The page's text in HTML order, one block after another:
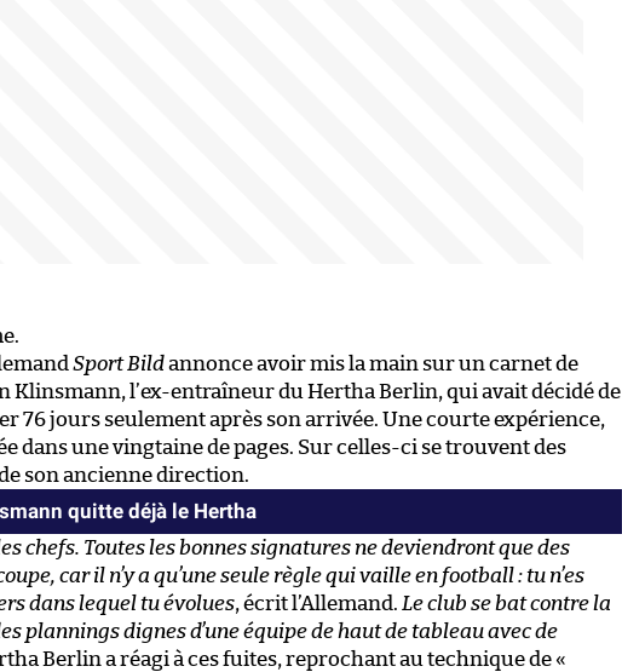
Sport Bildannonce avoir mis la main sur un carnet de
Klinsmann, l’ex-entraîneur du Hertha Berlin, qui avait décidé de
76 jours seulement après son arrivée. Une courte expérience,
dans une vingtaine de pages. Sur celles-ci se trouvent des
son ancienne direction.
quitte déjà le Hertha
chefs. Toutes les bonnes signatures ne deviendront que des
car il n’y a qu’une seule règle qui vaille en football : tu n’es
dans lequel tu évolues, écrit l’Allemand. Le club se bat contre la
plannings dignes d’une équipe de haut de tableau avec de
Berlin a réagi à ces fuites, reprochant au technique de «